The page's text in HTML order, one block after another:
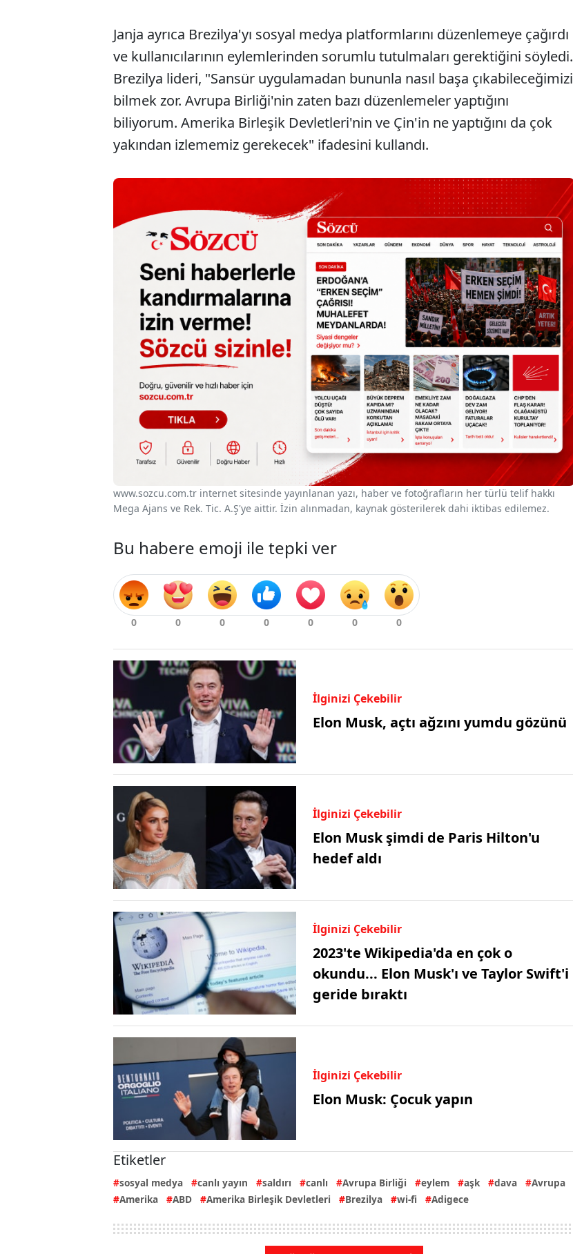
Janja ayrıca Brezilya'yı sosyal medya platformlarını düzenlemeye çağırdı
ve kullanıcılarının eylemlerinden sorumlu tutulmaları gerektiğini söyledi.
Brezilya lideri, "Sansür uygulamadan bununla nasıl başa çıkabileceğimizi
bilmek zor. Avrupa Birliği'nin zaten bazı düzenlemeler yaptığını
biliyorum. Amerika Birleşik Devletleri'nin ve Çin'in ne yaptığını da çok
yakından izlememiz gerekecek" ifadesini kullandı.
www.sozcu.com.tr internet sitesinde yayınlanan yazı, haber ve fotoğrafların her türlü telif hakkı
Mega Ajans ve Rek. Tic. A.Ş'ye aittir. İzin alınmadan, kaynak gösterilerek dahi iktibas edilemez.
Bu habere emoji ile tepki ver
İlginizi Çekebilir
Elon Musk, açtı ağzını yumdu gözünü
İlginizi Çekebilir
Elon Musk şimdi de Paris Hilton'u
hedef aldı
İlginizi Çekebilir
2023'te Wikipedia'da en çok o
okundu... Elon Musk'ı ve Taylor Swift'i
geride bıraktı
İlginizi Çekebilir
Elon Musk: Çocuk yapın
Etiketler
sosyal medya canlı yayın saldırı canlı Avrupa Birliği eylem aşk dava
Avrupa
Amerika
ABD Amerika Birleşik Devletleri Brezilya wi-fi Adigece